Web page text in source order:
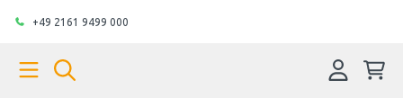
+49 2161 9499 000